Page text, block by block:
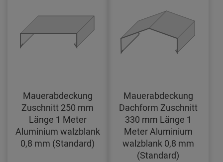
Mauerabdeckung
Zuschnitt 250 mm
Länge 1 Meter
Aluminium walzblank
0,8 mm (Standard)
Mauerabdeckung
Dachform Zuschnitt
330 mm Länge 1
Meter Aluminium
walzblank 0,8 mm
(Standard)